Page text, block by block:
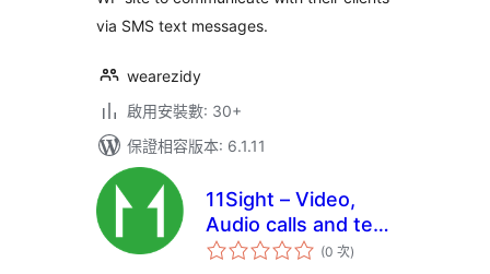
via SMS text messages.
wearezidy
啟用安裝數: 30+
保證相容版本: 6.1.11
11Sight – Video,
Audio calls and text
chat
(0 次評
分)